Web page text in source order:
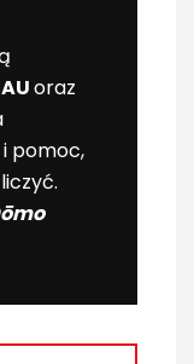
oraz
pomoc,